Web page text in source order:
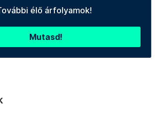
élő árfolyamok!
Mutasd!